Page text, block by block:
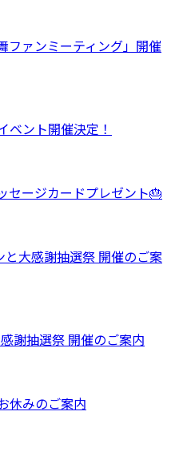
ファンミーティング」開催
ベント開催決定！
セージカードプレゼント🎂
と大感謝抽選祭 開催のご案
謝抽選祭 開催のご案内
休みのご案内